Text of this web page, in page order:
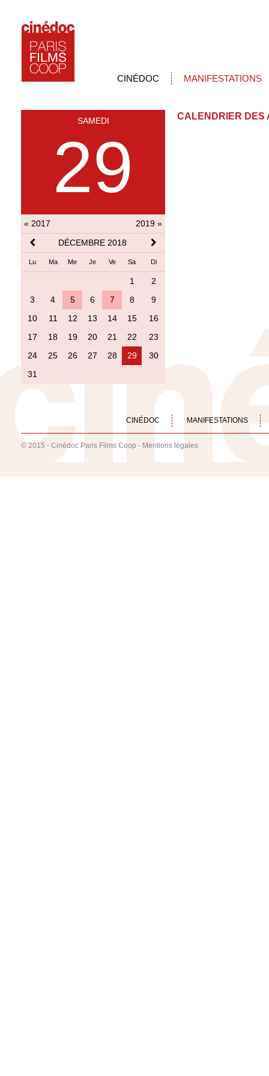
CINÉDOC MANIFESTATIONS
SAMEDI
29
« 2017
2019 »
DÉCEMBRE 2018
Lu Ma Me Je Ve Sa Di
1
2
3
4 5 6 7 8
9
10
11 12 13 14 15
16
17
18 19 20 21 22
23
24
25 26 27 28 29
30
31
CALENDRIER DES
CINÉDOC MANIFESTATIONS
© 2015 - Cinédoc Paris Films Coop - Mentions légales